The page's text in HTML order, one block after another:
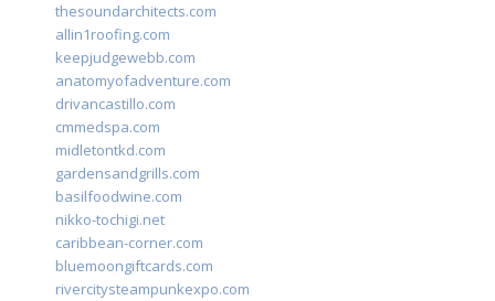
thesoundarchitects.com
allin1roofing.com
keepjudgewebb.com
anatomyofadventure.com
drivancastillo.com
cmmedspa.com
midletontkd.com
gardensandgrills.com
basilfoodwine.com
nikko-tochigi.net
caribbean-corner.com
bluemoongiftcards.com
rivercitysteampunkexpo.com